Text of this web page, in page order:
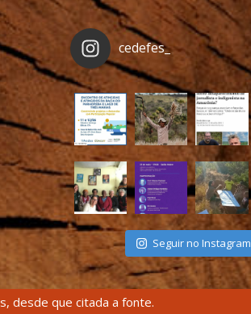
cedefes_
Seguir no Instagram
desde que citada a fonte.